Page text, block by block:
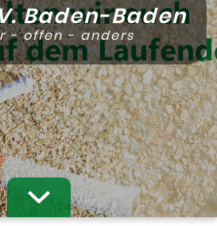
/ Termine expand_more
Verein expand_more
Sport expand_more
Galerie
Baden-Baden
- offen - anders